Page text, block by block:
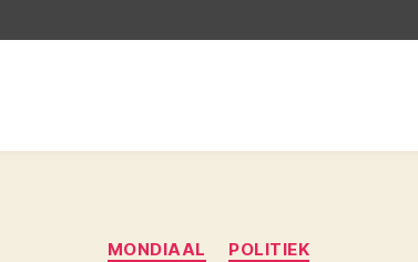
Categorieën
MONDIAAL POLITIEK